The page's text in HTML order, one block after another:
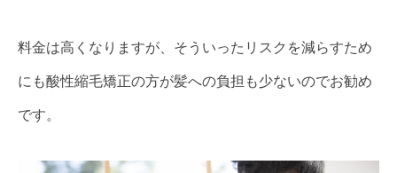
料金は高くなりますが、そういったリスクを減らすため
にも酸性縮毛矯正の方が髪への負担も少ないのでお勧め
です。